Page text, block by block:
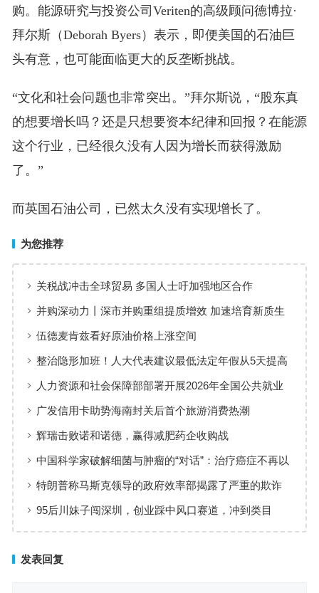
购。能源研究与投资公司Veriten的高级顾问德博拉·
拜尔斯（Deborah Byers）表示，即便美国的石油巨
头有意，也可能面临更大的反垄断挑战。
“文化和社会问题也非常突出。”拜尔斯说，“股东真
的想要增长吗？还是只想要资本纪律和回报？在能源
这个行业，已经很久没有人因为增长而获得激励
了。”
而英国石油公司，已然太久没有实现增长了。
为您推荐
关税战冲击全球贸易 多国人士吁加强地区合作
并购深动力丨深市并购重组提质增效 加速培育新质生
产力
伍德麦肯兹看好原油价格上涨空间
整治隐形加班！人大代表建议最低法定年假从5天提高
到10天 调休透支体力：网友点赞
人力资源和社会保障部部署开展2026年全国公共就业
招聘专项活动
广发信用卡助势海南封关后首个旅游消费热潮
辉瑞击败诺和诺德，赢得减肥药企收购战
中国科学家破解细菌与肿瘤的“对话”：治疗癌症不再以
毒攻毒
特朗普称马斯克领导的政府效率部揭露了严重的欺诈
行为
95后川妹子闯深圳，创业踩中风口赛道，冲到类目
发表回复